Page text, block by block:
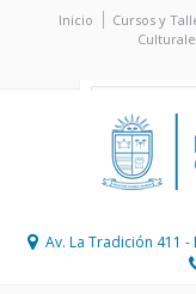
Inicio Cursos y
Av. La Tradición 411 -